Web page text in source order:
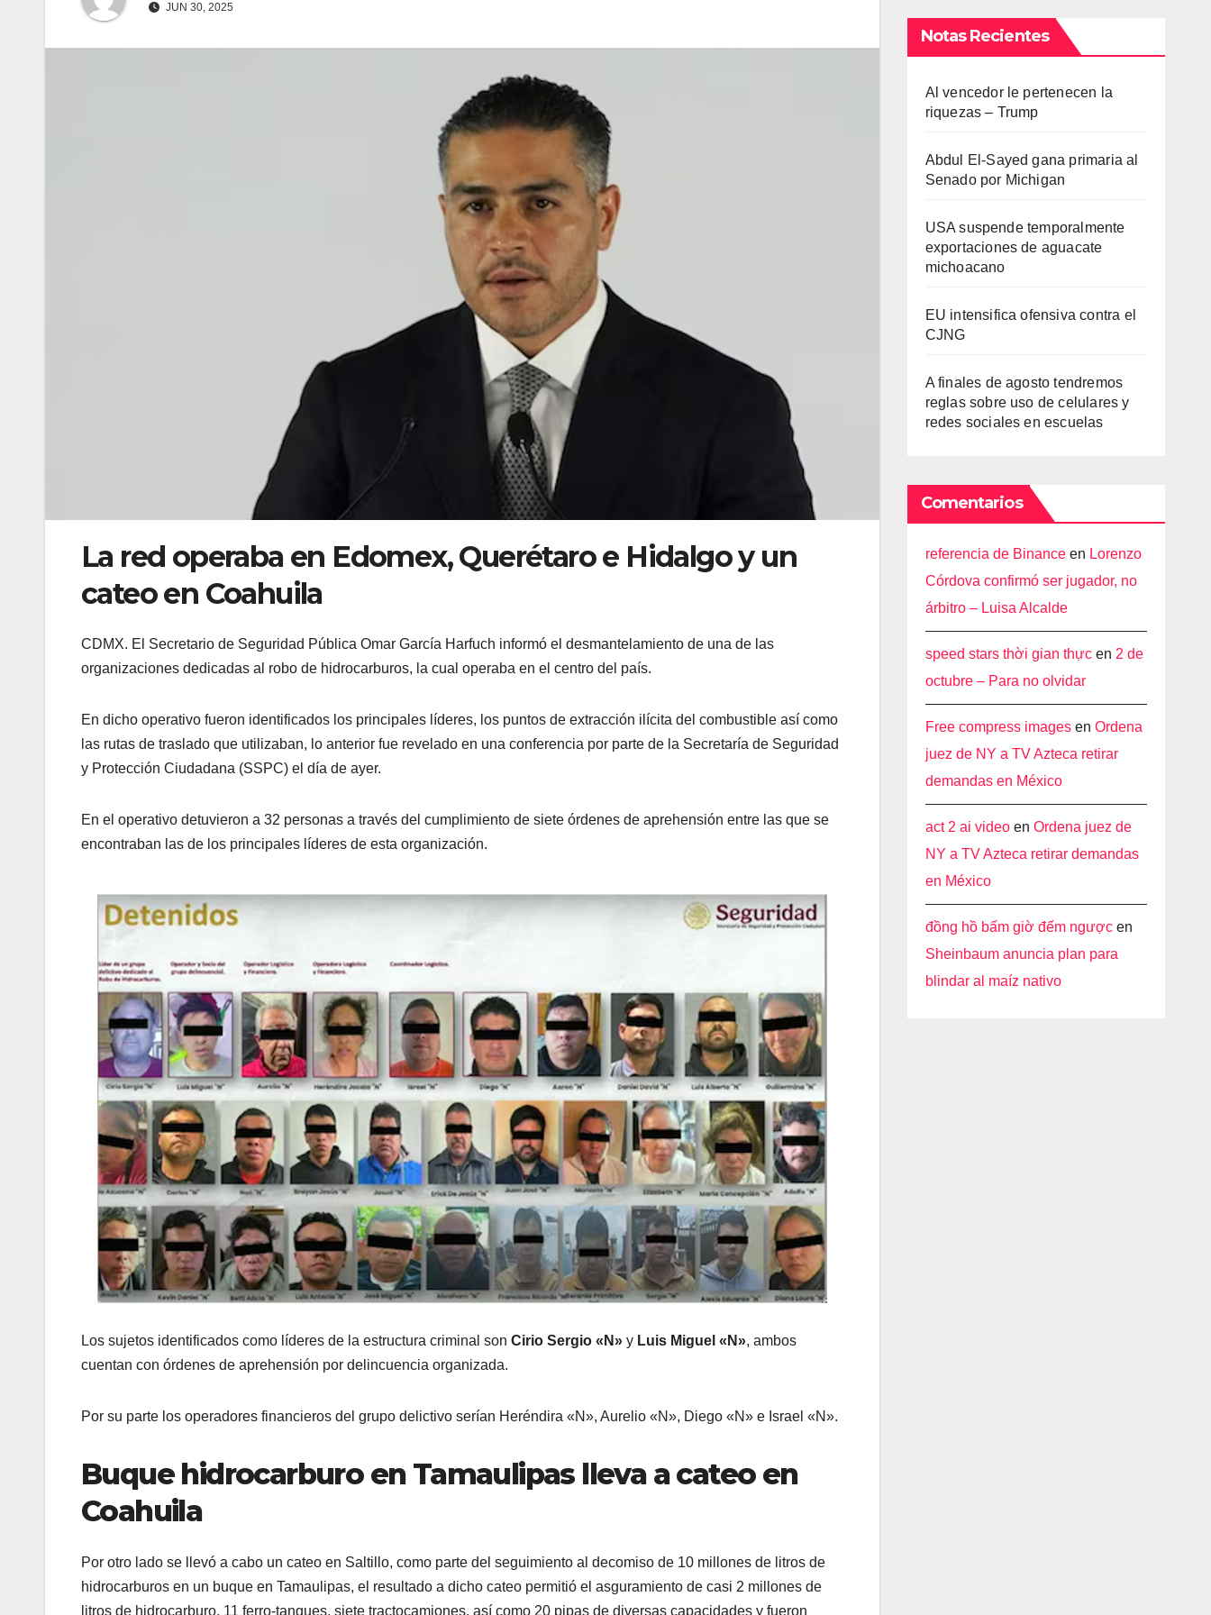
JUN 30, 2025
La red operaba en Edomex, Querétaro e Hidalgo y un
cateo en Coahuila
CDMX. El Secretario de Seguridad Pública Omar García Harfuch informó el desmantelamiento de una de las
organizaciones dedicadas al robo de hidrocarburos, la cual operaba en el centro del país.
En dicho operativo fueron identificados los principales líderes, los puntos de extracción ilícita del combustible así como
las rutas de traslado que utilizaban, lo anterior fue revelado en una conferencia por parte de la Secretaría de Seguridad
y Protección Ciudadana (SSPC) el día de ayer.
En el operativo detuvieron a 32 personas a través del cumplimiento de siete órdenes de aprehensión entre las que se
encontraban las de los principales líderes de esta organización.
Los sujetos identificados como líderes de la estructura criminal son Cirio Sergio «N» y Luis Miguel «N», ambos
cuentan con órdenes de aprehensión por delincuencia organizada.
Por su parte los operadores financieros del grupo delictivo serían Heréndira «N», Aurelio «N», Diego «N» e Israel «N».
Buque hidrocarburo en Tamaulipas lleva a cateo en
Coahuila
Por otro lado se llevó a cabo un cateo en Saltillo, como parte del seguimiento al decomiso de 10 millones de litros de
hidrocarburos en un buque en Tamaulipas, el resultado a dicho cateo permitió el asguramiento de casi 2 millones de
litros de hidrocarburo, 11 ferro-tanques, siete tractocamiones, así como 20 pipas de diversas capacidades y fueron
Notas Recientes
Al vencedor le pertenecen la
riquezas – Trump
Abdul El-Sayed gana primaria al
Senado por Michigan
USA suspende temporalmente
exportaciones de aguacate
michoacano
EU intensifica ofensiva contra el
CJNG
A finales de agosto tendremos
reglas sobre uso de celulares y
redes sociales en escuelas
Comentarios
referencia de Binanceen Lorenzo
Córdova confirmó ser jugador, no
árbitro – Luisa Alcalde
speed stars thời gian thựcen 2 de
octubre – Para no olvidar
Free compress imagesen Ordena
juez de NY a TV Azteca retirar
demandas en México
act 2 ai videoen Ordena juez de
NY a TV Azteca retirar demandas
en México
đồng hồ bấm giờ đếm ngượcen
Sheinbaum anuncia plan para
blindar al maíz nativo